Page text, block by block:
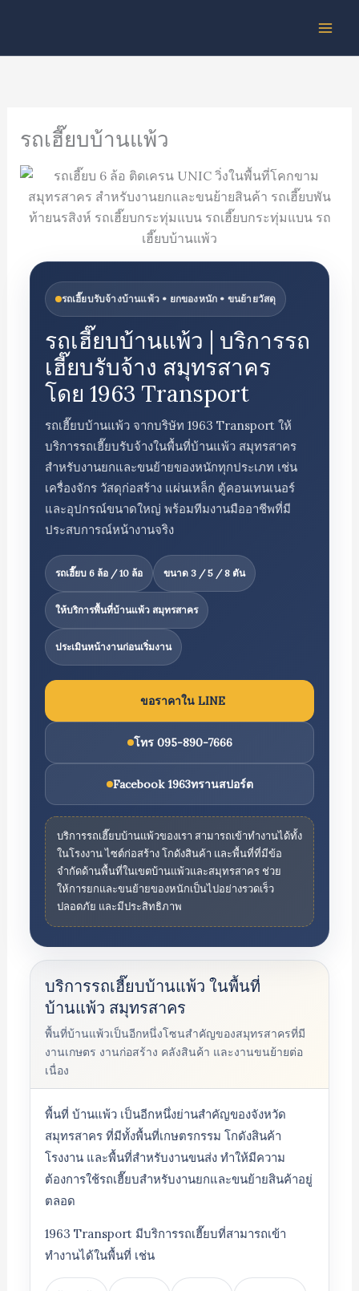
content
รถเฮี๊ยบบ้านแพ้ว
รถเฮี๊ยบรับจ้างบ้านแพ้ว • ยกของหนัก • ขนย้ายวัสดุ
รถเฮี๊ยบบ้านแพ้ว | บริการรถ
เฮี๊ยบรับจ้าง สมุทรสาคร
โดย 1963 Transport
รถเฮี๊ยบบ้านแพ้ว จากบริษัท 1963 Transport ให้
บริการรถเฮี๊ยบรับจ้างในพื้นที่บ้านแพ้ว สมุทรสาคร
สำหรับงานยกและขนย้ายของหนักทุกประเภท เช่น
เครื่องจักร วัสดุก่อสร้าง แผ่นเหล็ก ตู้คอนเทนเนอร์
และอุปกรณ์ขนาดใหญ่ พร้อมทีมงานมืออาชีพที่มี
ประสบการณ์หน้างานจริง
รถเฮี๊ยบ 6 ล้อ / 10 ล้อ ขนาด 3 / 5 / 8 ตัน
ให้บริการพื้นที่บ้านแพ้ว สมุทรสาคร
ประเมินหน้างานก่อนเริ่มงาน
ขอราคาใน LINE
โทร 095-890-7666
Facebook 1963ทรานสปอร์ต
บริการรถเฮี๊ยบบ้านแพ้วของเรา สามารถเข้าทำงานได้ทั้ง
ในโรงงาน ไซต์ก่อสร้าง โกดังสินค้า และพื้นที่ที่มีข้อ
จำกัดด้านพื้นที่ในเขตบ้านแพ้วและสมุทรสาคร ช่วย
ให้การยกและขนย้ายของหนักเป็นไปอย่างรวดเร็ว
ปลอดภัย และมีประสิทธิภาพ
บริการรถเฮี๊ยบบ้านแพ้ว ในพื้นที่
บ้านแพ้ว สมุทรสาคร
พื้นที่บ้านแพ้วเป็นอีกหนึ่งโซนสำคัญของสมุทรสาครที่มี
งานเกษตร งานก่อสร้าง คลังสินค้า และงานขนย้ายต่อ
เนื่อง
พื้นที่ บ้านแพ้ว เป็นอีกหนึ่งย่านสำคัญของจังหวัด
สมุทรสาคร ที่มีทั้งพื้นที่เกษตรกรรม โกดังสินค้า
โรงงาน และพื้นที่สำหรับงานขนส่ง ทำให้มีความ
ต้องการใช้รถเฮี๊ยบสำหรับงานยกและขนย้ายสินค้าอยู่
ตลอด
1963 Transport มีบริการรถเฮี๊ยบที่สามารถเข้า
ทำงานได้ในพื้นที่ เช่น